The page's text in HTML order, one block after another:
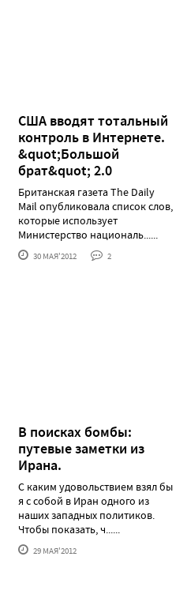
США вводят тотальный
контроль в Интернете.
&quot;Большой
брат&quot; 2.0
Британская газета The Daily
Mail опубликовала список слов,
которые использует
Министерство националь......
30 МАЯ'2012 2
В поисках бомбы:
путевые заметки из
Ирана.
С каким удовольствием взял бы
я с собой в Иран одного из
наших западных политиков.
Чтобы показать, ч......
29 МАЯ'2012